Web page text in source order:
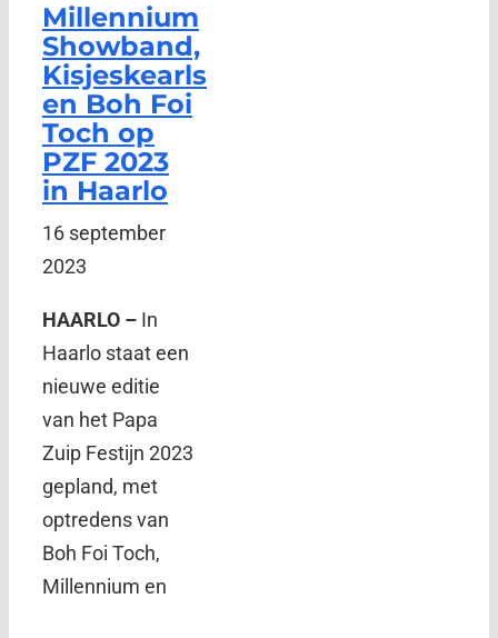
Millennium
Showband,
Kisjeskearls
en Boh Foi
Toch op
PZF 2023
in Haarlo
16 september
2023
HAARLO – In
Haarlo staat een
nieuwe editie
van het Papa
Zuip Festijn 2023
gepland, met
optredens van
Boh Foi Toch,
Millennium en